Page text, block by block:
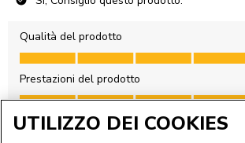
UTILIZZO DEI COOKIES